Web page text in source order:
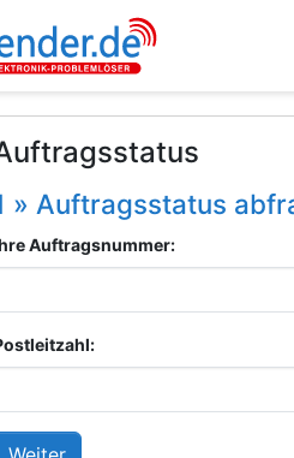
» Auftragsstatus
Auftragsnummer: